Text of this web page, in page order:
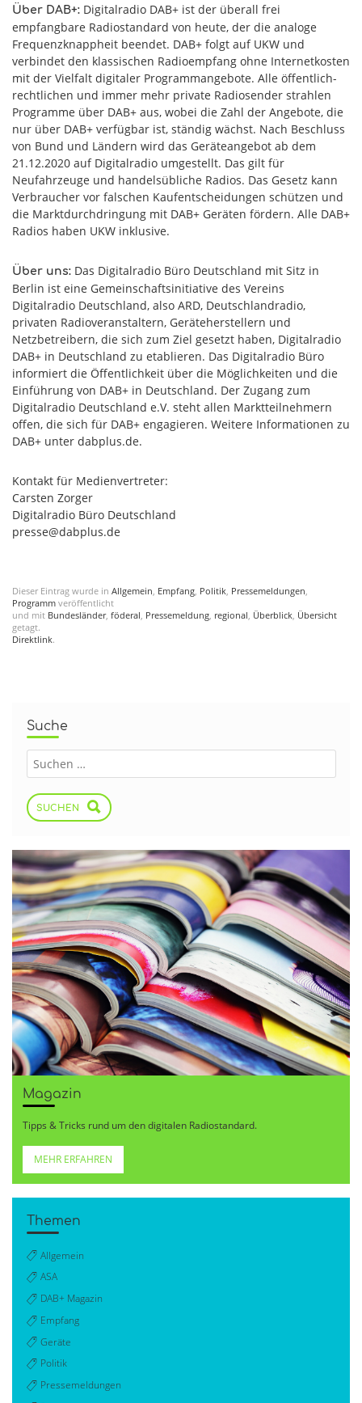
Über DAB+: Digitalradio DAB+ ist der überall frei
empfangbare Radiostandard von heute, der die analoge
Frequenzknappheit beendet. DAB+ folgt auf UKW und
verbindet den klassischen Radioempfang ohne Internetkosten
mit der Vielfalt digitaler Programmangebote. Alle öffentlich-
rechtlichen und immer mehr private Radiosender strahlen
Programme über DAB+ aus, wobei die Zahl der Angebote, die
nur über DAB+ verfügbar ist, ständig wächst. Nach Beschluss
von Bund und Ländern wird das Geräteangebot ab dem
21.12.2020 auf Digitalradio umgestellt. Das gilt für
Neufahrzeuge und handelsübliche Radios. Das Gesetz kann
Verbraucher vor falschen Kaufentscheidungen schützen und
die Marktdurchdringung mit DAB+ Geräten fördern. Alle DAB+
Radios haben UKW inklusive.
Über uns: Das Digitalradio Büro Deutschland mit Sitz in
Berlin ist eine Gemeinschaftsinitiative des Vereins
Digitalradio Deutschland, also ARD, Deutschlandradio,
privaten Radioveranstaltern, Geräteherstellern und
Netzbetreibern, die sich zum Ziel gesetzt haben, Digitalradio
DAB+ in Deutschland zu etablieren. Das Digitalradio Büro
informiert die Öffentlichkeit über die Möglichkeiten und die
Einführung von DAB+ in Deutschland. Der Zugang zum
Digitalradio Deutschland e.V. steht allen Marktteilnehmern
offen, die sich für DAB+ engagieren. Weitere Informationen zu
DAB+ unter dabplus.de.
Kontakt für Medienvertreter:
Carsten Zorger
Digitalradio Büro Deutschland
presse@dabplus.de
Dieser Eintrag wurde in Allgemein, Empfang, Politik, Pressemeldungen,
Programm veröffentlicht
und mit Bundesländer, föderal, Pressemeldung, regional, Überblick, Übersicht
getagt.
Direktlink.
Suche
SUCHEN
Magazin
Tipps & Tricks rund um den digitalen Radiostandard.
MEHR ERFAHREN
Themen
Allgemein
ASA
DAB+ Magazin
Empfang
Geräte
Politik
Pressemeldungen